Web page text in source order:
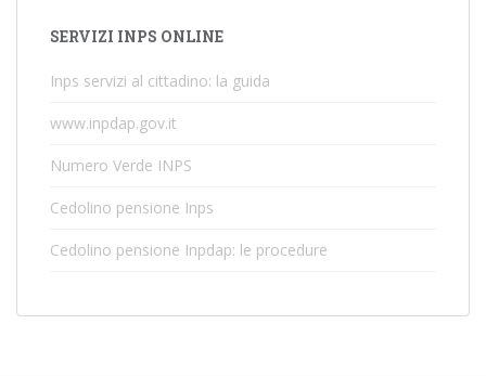
SERVIZI INPS ONLINE
Inps servizi al cittadino: la guida
www.inpdap.gov.it
Numero Verde INPS
Cedolino pensione Inps
Cedolino pensione Inpdap: le procedure